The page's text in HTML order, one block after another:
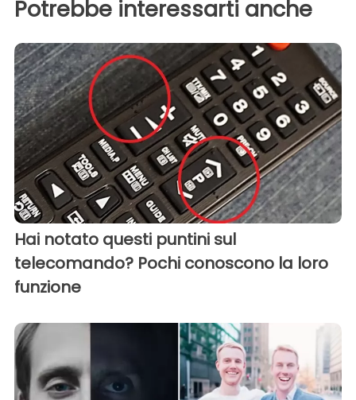
Potrebbe interessarti anche
Hai notato questi puntini sul
telecomando? Pochi conoscono la loro
funzione